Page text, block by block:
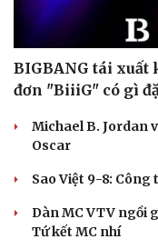
Văn học
Âm nhạc
Di sản
BIGBANG tái xuất
đơn "BiiiG" có gì
Michael B. Jordan
Oscar
Sao Việt 9-8: Công
Dàn MC VTV ngồi
Tứ kết MC nhí